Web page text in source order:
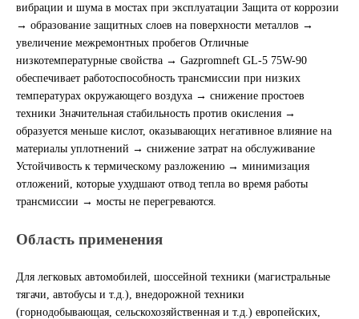
North Sea Lubricants
Подшипники
ГПЗ
ЕПК
Другие бренды подшипников
Автожидкости
Охлаждающие жидкости
вибрации и шума в мостах при эксплуатации Защита от коррозии
→ образование защитных слоев на поверхности металлов →
увеличение межремонтных пробегов Отличные
низкотемпературные свойства → Gazpromneft GL-5 75W-90
обеспечивает работоспособность трансмиссии при низких
температурах окружающего воздуха → снижение простоев
техники Значительная стабильность против окисления →
образуется меньше кислот, оказывающих негативное влияние на
материалы уплотнений → снижение затрат на обслуживание
Устойчивость к термическому разложению → минимизация
отложений, которые ухудшают отвод тепла во время работы
трансмиссии → мосты не перегреваются.
Область применения
Для легковых автомобилей, шоссейной техники (магистральные
тягачи, автобусы и т.д.), внедорожной техники
(горнодобывающая, сельскохозяйственная и т.д.) европейских,